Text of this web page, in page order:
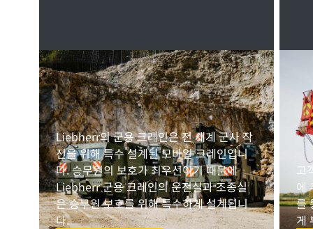
Liebherr의 군용 크레인은 전 세계 군사 작
전을 위해 특수 설계된 모바일 크레인입니
다. 승무원의 보호가 최우선이기 때문에
Liebherr 군용 크레인의 운전실과 조종실
은 승무원 보호를 위해 특수하게 설계됩니
다.
고
에
를
게